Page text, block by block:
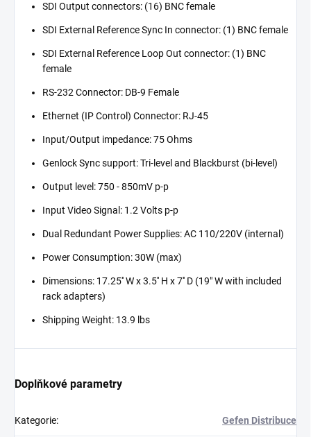
SDI Output connectors: (16) BNC female
SDI External Reference Sync In connector: (1) BNC female
SDI External Reference Loop Out connector: (1) BNC
female
RS-232 Connector: DB-9 Female
Ethernet (IP Control) Connector: RJ-45
Input/Output impedance: 75 Ohms
Genlock Sync support: Tri-level and Blackburst (bi-level)
Output level: 750 - 850mV p-p
Input Video Signal: 1.2 Volts p-p
Dual Redundant Power Supplies: AC 110/220V (internal)
Power Consumption: 30W (max)
Dimensions: 17.25'' W x 3.5'' H x 7'' D (19" W with included
rack adapters)
Shipping Weight: 13.9 lbs
Doplňkové parametry
Kategorie: Gefen Distribuce